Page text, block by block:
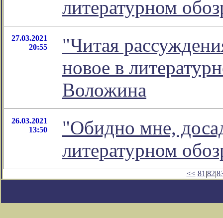
литературном
27.03.2021
20:55
"Читая
новое в
Воложина
26.03.2021
13:50
"Обидно мне,
литературном
<< 81 |82|